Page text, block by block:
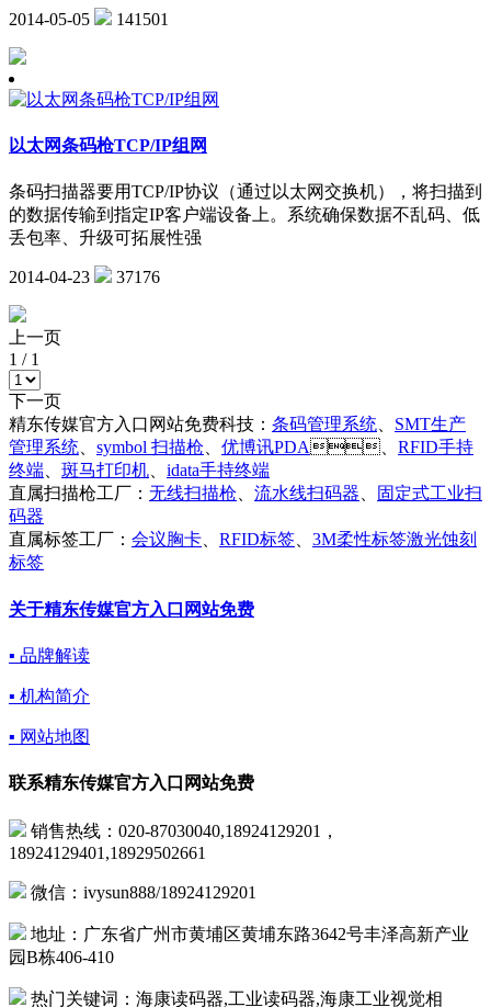
2014-05-05 141501
以太网条码枪TCP/IP组网
条码扫描器要用TCP/IP协议（通过以太网交换机），将扫描到
的数据传输到指定IP客户端设备上。系统确保数据不乱码、低
丢包率、升级可拓展性强
2014-04-23 37176
上一页
1 / 1
下一页
精东传媒官方入口网站免费科技： 条码管理系统、 SMT生产
管理系统、 symbol 扫描枪、 优博讯PDA、 RFID手持
终端、 斑马打印机、 idata手持终端
直属扫描枪工厂： 无线扫描枪、 流水线扫码器、
固定式工业扫
码器
直属标签工厂： 会议胸卡、 RFID标签、 3M柔性标签激光蚀刻
标签
关于精东传媒官方入口网站免费
▪ 品牌解读
▪ 机构简介
▪ 网站地图
联系精东传媒官方入口网站免费
销售热线：020-87030040,18924129201，
18924129401,18929502661
微信：ivysun888/18924129201
地址：广东省广州市黄埔区黄埔东路3642号丰泽高新产业
园B栋406-410
热门关键词：海康读码器,工业读码器,海康工业视觉相